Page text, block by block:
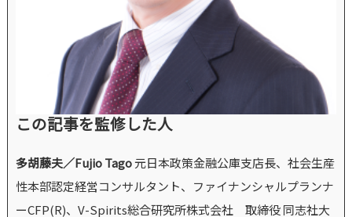
この記事を監修した人
多胡藤夫／Fujio Tago元日本政策金融公庫支店長、社会生産
性本部認定経営コンサルタント、ファイナンシャルプランナ
ーCFP(R)、V-Spirits総合研究所株式会社 取締役 同志社大